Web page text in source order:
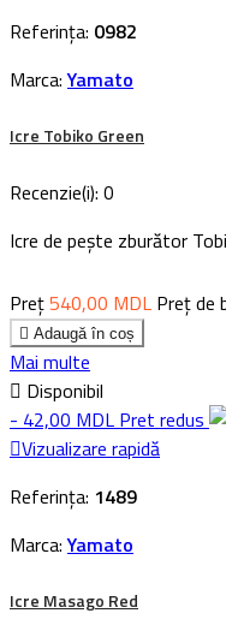
Referința: 0982
Marca:Yamato
Icre Tobiko Green
Recenzie(i): 0
Icre de pește zburător
Preț540,00 MDL Preț de
 Adaugă în coș
Mai multe
 Disponibil
- 42,00 MDL Pret redus
Vizualizare rapidă
Referința: 1489
Marca:Yamato
Icre Masago Red